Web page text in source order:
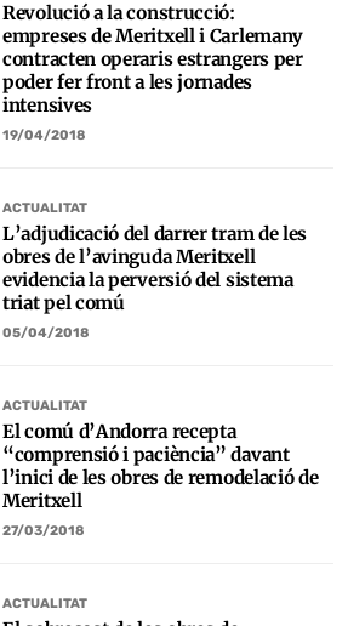
Revolució a la construcció:
empreses de Meritxell i Carlemany
contracten operaris estrangers per
poder fer front a les jornades
intensives
19/04/2018
ACTUALITAT
L’adjudicació del darrer tram de les
obres de l’avinguda Meritxell
evidencia la perversió del sistema
triat pel comú
05/04/2018
ACTUALITAT
El comú d’Andorra recepta
“comprensió i paciència” davant
l’inici de les obres de remodelació de
Meritxell
27/03/2018
ACTUALITAT